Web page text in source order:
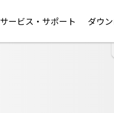
サービス・サポート ダウ